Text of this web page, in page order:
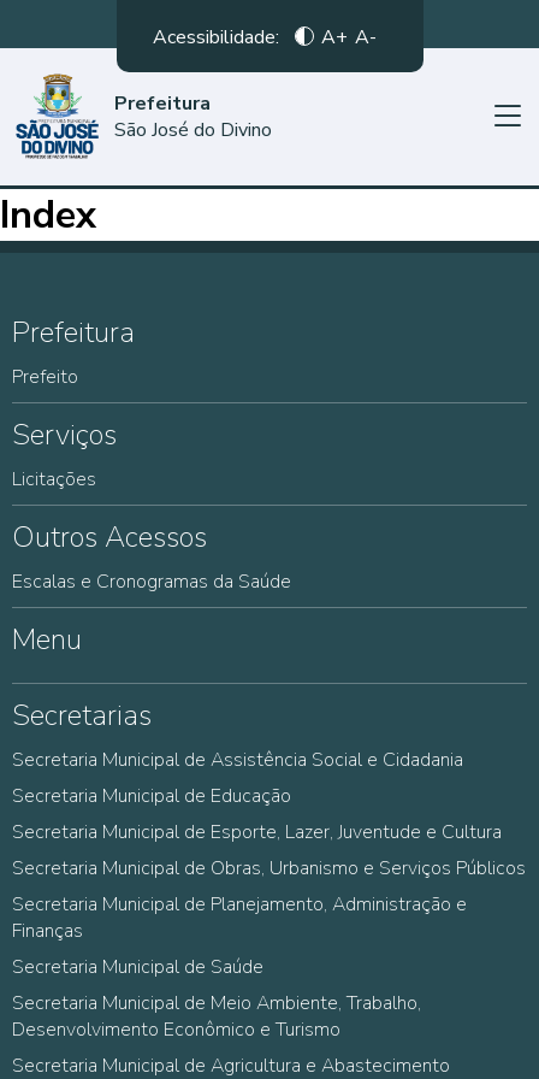
Acessibilidade: A+ A-
Prefeitura
São José do Divino
Index
Prefeitura
Prefeito
Serviços
Licitações
Outros Acessos
Escalas e Cronogramas da Saúde
Menu
Secretarias
Secretaria Municipal de Assistência Social e Cidadania
Secretaria Municipal de Educação
Secretaria Municipal de Esporte, Lazer, Juventude e Cultura
Secretaria Municipal de Obras, Urbanismo e Serviços Públicos
Secretaria Municipal de Planejamento, Administração e
Finanças
Secretaria Municipal de Saúde
Secretaria Municipal de Meio Ambiente, Trabalho,
Desenvolvimento Econômico e Turismo
Secretaria Municipal de Agricultura e Abastecimento